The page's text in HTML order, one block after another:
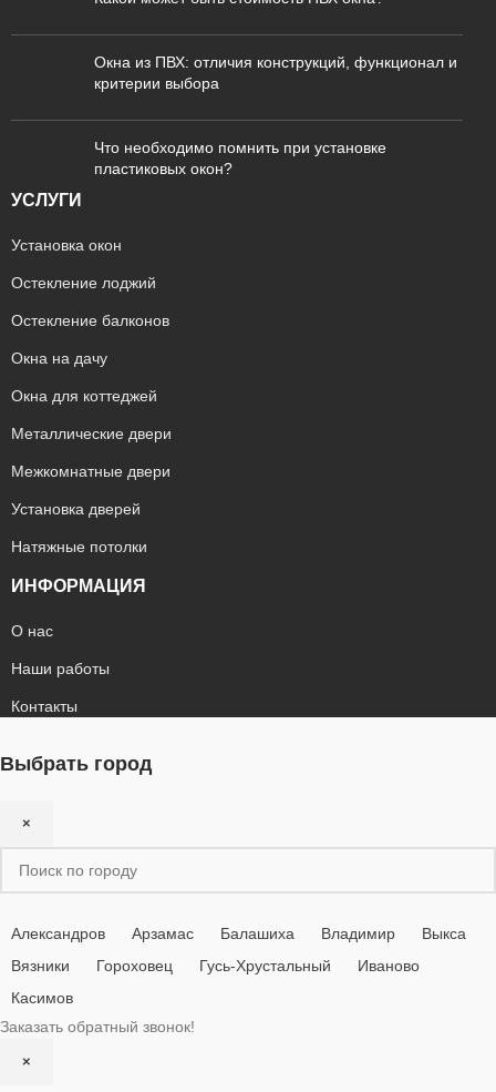
Окна из ПВХ: отличия конструкций, функционал и
критерии выбора
Что необходимо помнить при установке
пластиковых окон?
УСЛУГИ
Установка окон
Остекление лоджий
Остекление балконов
Окна на дачу
Окна для коттеджей
Металлические двери
Межкомнатные двери
Установка дверей
Натяжные потолки
ИНФОРМАЦИЯ
О нас
Наши работы
Контакты
Выбрать город
×
Александров Арзамас Балашиха Владимир
Выкса
Вязники
Гороховец Гусь-Хрустальный
Иваново
Касимов
Заказать обратный звонок!
×